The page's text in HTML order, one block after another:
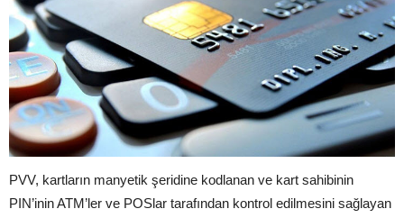
PVV, kartların manyetik şeridine kodlanan ve kart sahibinin
PIN’inin ATM’ler ve POSlar tarafından kontrol edilmesini sağlayan